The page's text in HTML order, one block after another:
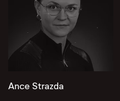
Ance Strazda